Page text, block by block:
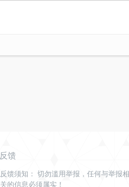
反馈
反馈须知： 切勿滥用举报，任何与举报相
关的信息必须属实！